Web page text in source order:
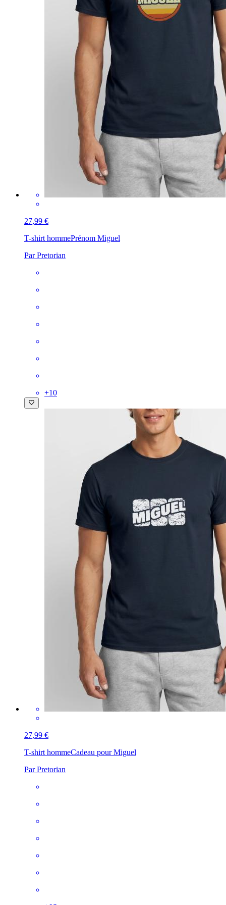
27,99 €
T-shirt hommePrénom Miguel
Par Pretorian
+10
27,99 €
T-shirt hommeCadeau pour Miguel
Par Pretorian